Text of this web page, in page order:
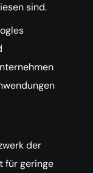
sind.
der
für geringe